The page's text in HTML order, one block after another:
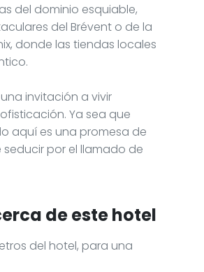
del dominio esquiable,
del Brévent o de la
donde las tiendas locales
invitación a vivir
Ya sea que
aquí es una promesa de
por el llamado de
de este hotel
del hotel, para una